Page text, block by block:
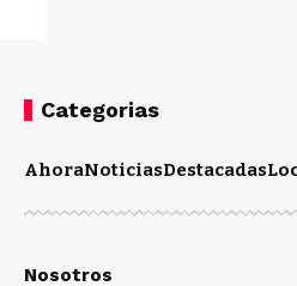
Categorias
AhoraNoticiasDestacadas
Nosotros